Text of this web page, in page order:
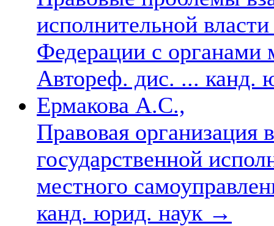
исполнительной
Федерации с органами
Автореф. дис. ... канд.
Ермакова А.С.,
Правовая организация
государственной
местного
канд. юрид. наук →